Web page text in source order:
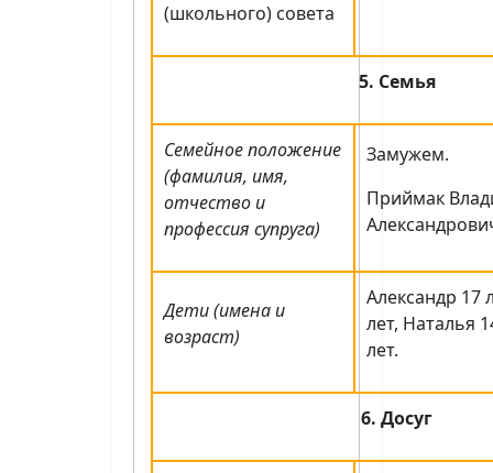
(школьного) совета
5. Семья
Семейное положение
(фамилия, имя,
отчество и
профессия супруга)
Замужем.
Приймак
Дети (имена и
возраст)
Александр 17
лет, Наталья
лет.
6. Досуг